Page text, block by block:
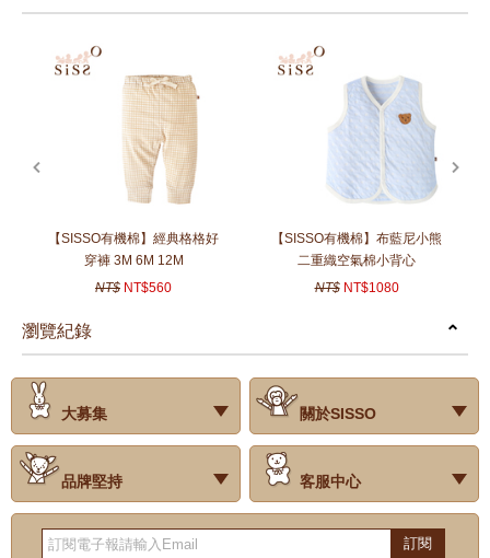
【SISSO有機棉】經典格格好
穿褲 3M 6M 12M
NT$ NT$560
【SISSO有機棉】布藍尼小熊
二重織空氣棉小背心
NT$ NT$1080
瀏覽紀錄
prev
next
大募集
‧試用評價
關於SISSO
‧公司簡介
‧品牌故事
‧會員辨法
‧最新消息
‧門市據點
‧公益捐款
品牌堅持
‧關於有機棉
‧有機棉製品洗滌方式
‧Baby搭配小常識
‧品牌堅持
‧國際認證
客服中心
‧常見問題
‧客服信箱
‧購物說明
‧訂單查詢
‧網站導覽
‧得獎名單
‧隱私權聲明
‧版權聲明
‧海外配送服務
‧反詐騙宣導
‧紅利點數說明
訂閱